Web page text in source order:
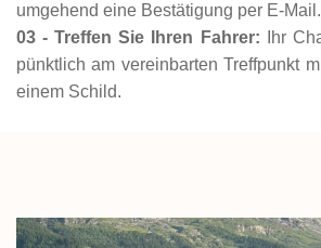
umgehend eine Bestätigung per E-Mail.
03 - Treffen Sie Ihren Fahrer: Ihr
pünktlich am vereinbarten Treffpunkt
einem Schild.